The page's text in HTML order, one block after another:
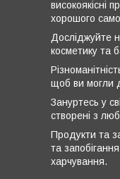
високоякісні
хорошого
Досліджуйте
косметику та
щоб ви могли
Зануртесь у
створені з
Продукти та
та
харчування.